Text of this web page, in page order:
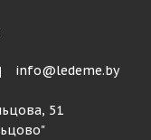
info@ledeme.by
51